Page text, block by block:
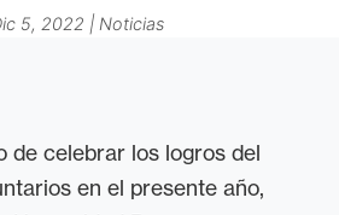
5, 2022 | Noticias
de celebrar los logros del
en el presente año,